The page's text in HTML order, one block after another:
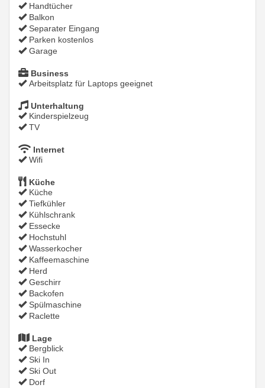
Handtücher
Balkon
Separater Eingang
Parken kostenlos
Garage
Business
Arbeitsplatz für Laptops geeignet
Unterhaltung
Kinderspielzeug
TV
Internet
Wifi
Küche
Küche
Tiefkühler
Kühlschrank
Essecke
Hochstuhl
Wasserkocher
Kaffeemaschine
Herd
Geschirr
Backofen
Spülmaschine
Raclette
Lage
Bergblick
Ski In
Ski Out
Dorf